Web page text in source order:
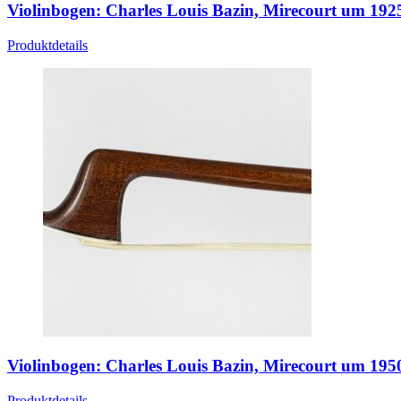
Violinbogen: Charles Louis Bazin, Mirecourt um
Produktdetails
Violinbogen: Charles Louis Bazin, Mirecourt um